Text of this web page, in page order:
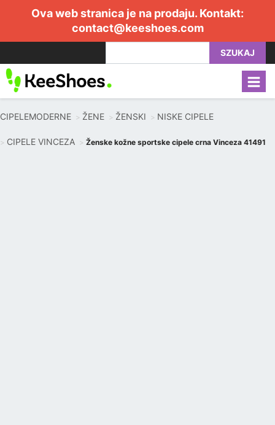
Ova web stranica je na prodaju. Kontakt:
contact@keeshoes.com
SZUKAJ
CIPELEMODERNE ŽENE ŽENSKI NISKE CIPELE
CIPELE VINCEZA Ženske kožne sportske cipele crna Vinceza 41491